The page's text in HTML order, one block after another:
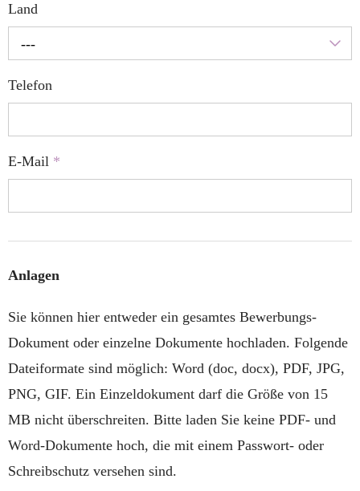
Land
---
Telefon
E-Mail *
Anlagen
Sie können hier entweder ein gesamtes Bewerbungs-
Dokument oder einzelne Dokumente hochladen. Folgende
Dateiformate sind möglich: Word (doc, docx), PDF, JPG,
PNG, GIF. Ein Einzeldokument darf die Größe von 15
MB nicht überschreiten. Bitte laden Sie keine PDF- und
Word-Dokumente hoch, die mit einem Passwort- oder
Schreibschutz versehen sind.